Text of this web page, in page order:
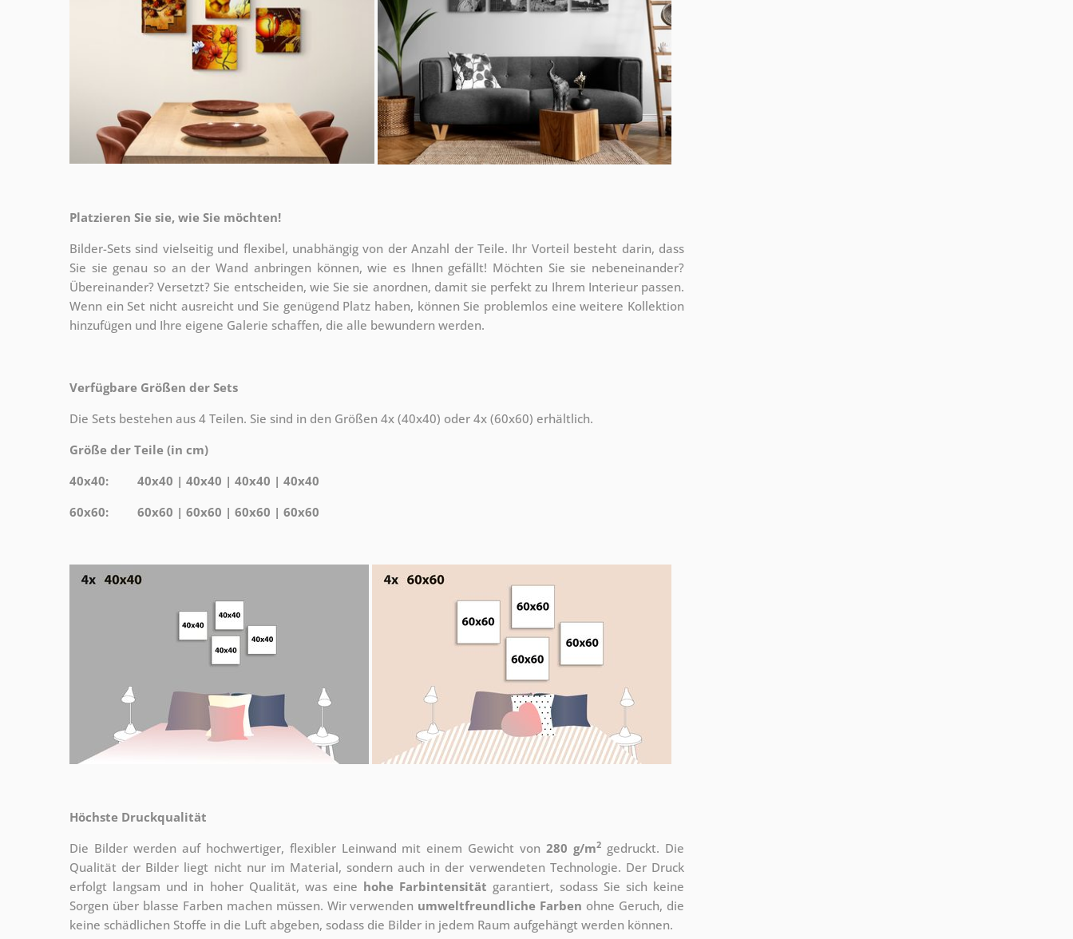
Platzieren Sie sie, wie Sie möchten!
Bilder-Sets sind vielseitig und flexibel, unabhängig von der Anzahl der Teile. Ihr Vorteil besteht darin, dass
Sie sie genau so an der Wand anbringen können, wie es Ihnen gefällt! Möchten Sie sie nebeneinander?
Übereinander? Versetzt? Sie entscheiden, wie Sie sie anordnen, damit sie perfekt zu Ihrem Interieur passen.
Wenn ein Set nicht ausreicht und Sie genügend Platz haben, können Sie problemlos eine weitere Kollektion
hinzufügen und Ihre eigene Galerie schaffen, die alle bewundern werden.
Verfügbare Größen der Sets
Die Sets bestehen aus 4 Teilen. Sie sind in den Größen 4x (40x40) oder 4x (60x60) erhältlich.
Größe der Teile (in cm)
40x40: 40x40 | 40x40 | 40x40 | 40x40
60x60: 60x60 | 60x60 | 60x60 | 60x60
Höchste Druckqualität
Die Bilder werden auf hochwertiger, flexibler Leinwand mit einem Gewicht von280 g/m2 gedruckt. Die
Qualität der Bilder liegt nicht nur im Material, sondern auch in der verwendeten Technologie. Der Druck
erfolgt langsam und in hoher Qualität, was eine hohe Farbintensität garantiert, sodass Sie sich keine
Sorgen über blasse Farben machen müssen. Wir verwenden umweltfreundliche Farben ohne Geruch, die
keine schädlichen Stoffe in die Luft abgeben, sodass die Bilder in jedem Raum aufgehängt werden können.